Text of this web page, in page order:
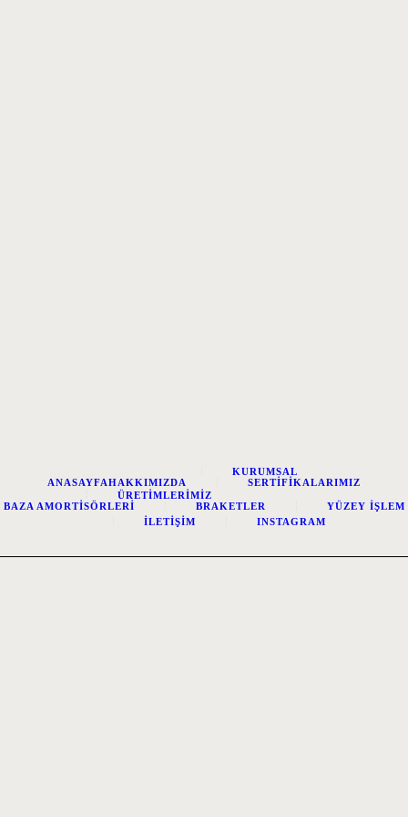
ANASAYFA
KURUMSAL
HAKKIMIZDA
SERTIFIKALARIMIZ
ÜRETIMLERIMIZ
BAZA AMORTISÖRLERI
BRAKETLER
YÜZEY İŞLEM
İLETIŞIM
INSTAGRAM